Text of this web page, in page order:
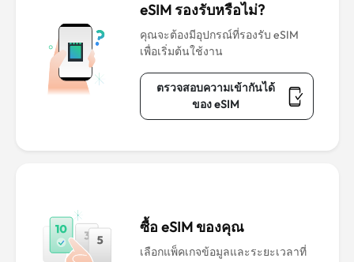
eSIM รองรับหรือไม่?
คุณจะต้องมีอุปกรณ์ที่รองรับ eSIM
เพื่อเริ่มต้นใช้งาน
ตรวจสอบความเข้ากันได้
ของ eSIM
ซื้อ eSIM ของคุณ
เลือกแพ็คเกจข้อมูลและระยะเวลาที่